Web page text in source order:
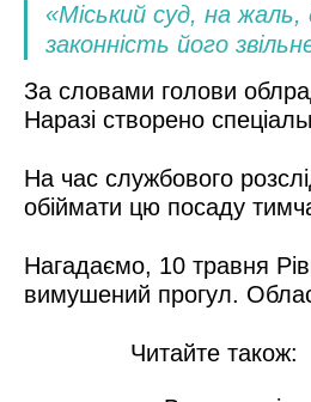
«Міський суд, на
законність його
За словами голови
Наразі створено
На час службового
обіймати цю посаду
Нагадаємо, 10 травня
вимушений прогул.
Читайте також: